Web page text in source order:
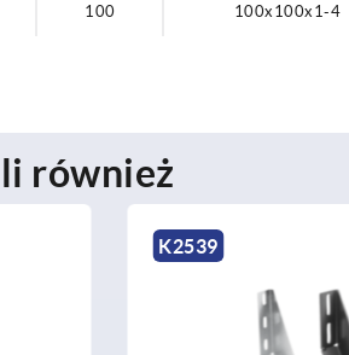
100 100x100x1-4
również
K1047